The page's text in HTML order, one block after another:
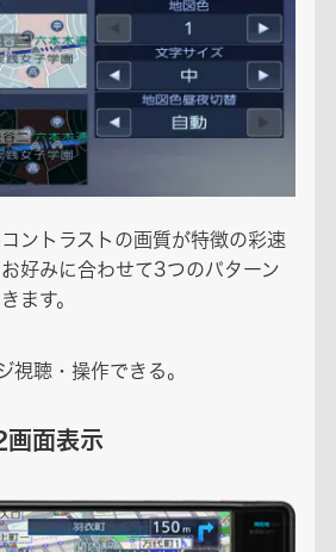
ントラストの画質が特徴の彩速
好みに合わせて3つのパターン
ます。
視聴・操作できる。
面表示